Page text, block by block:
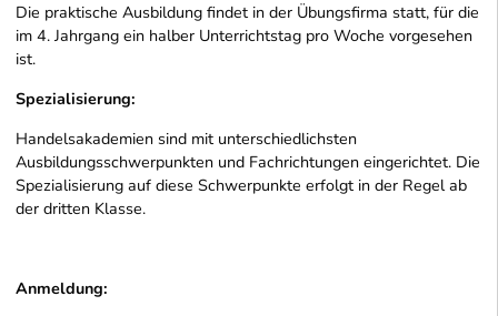
Die praktische Ausbildung findet in der Übungsfirma statt, für die
im 4. Jahrgang ein halber Unterrichtstag pro Woche vorgesehen
ist.
Spezialisierung:
Handelsakademien sind mit unterschiedlichsten
Ausbildungsschwerpunkten und Fachrichtungen eingerichtet. Die
Spezialisierung auf diese Schwerpunkte erfolgt in der Regel ab
der dritten Klasse.
Anmeldung: